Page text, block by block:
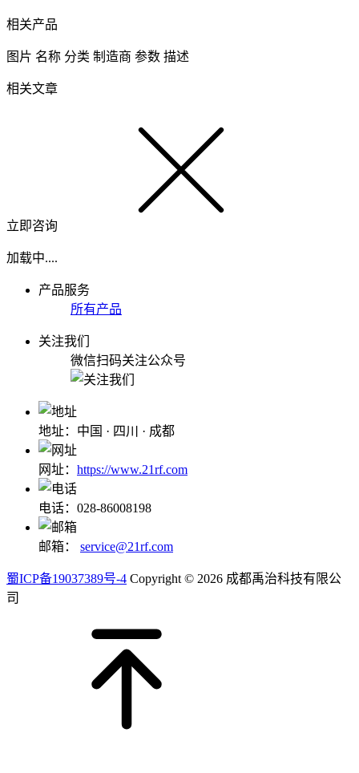
相关产品
图片 名称 分类 制造商 参数 描述
相关文章
立即咨询
加载中....
产品服务
所有产品
关注我们
微信扫码关注公众号
地址：中国 · 四川 · 成都
网址： https://www.21rf.com
电话：028-86008198
邮箱： service@21rf.com
蜀ICP备19037389号-4 Copyright © 2026 成都禹治科技有限公
司